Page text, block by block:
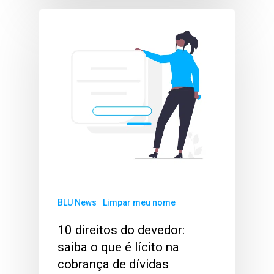
BLU News Limpar meu nome
10 direitos do devedor:
saiba o que é lícito na
cobrança de dívidas